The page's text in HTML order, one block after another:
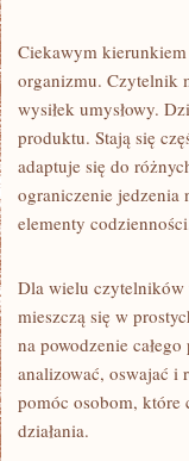
Ciekawym
organizmu. Czytelnik
wysiłek umysłowy.
produktu. Stają się
adaptuje się do
ograniczenie jedzenia
elementy
Dla wielu czytelników
mieszczą się w
na powodzenie
analizować, oswajać i
pomóc osobom, które
działania.